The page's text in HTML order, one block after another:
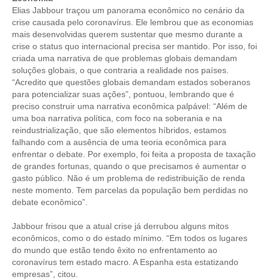
Elias Jabbour traçou um panorama econômico no cenário da
crise causada pelo coronavírus. Ele lembrou que as economias
mais desenvolvidas querem sustentar que mesmo durante a
crise o status quo internacional precisa ser mantido. Por isso, foi
criada uma narrativa de que problemas globais demandam
soluções globais, o que contraria a realidade nos países.
“Acredito que questões globais demandam estados soberanos
para potencializar suas ações”, pontuou, lembrando que é
preciso construir uma narrativa econômica palpável: “Além de
uma boa narrativa política, com foco na soberania e na
reindustrialização, que são elementos híbridos, estamos
falhando com a ausência de uma teoria econômica para
enfrentar o debate. Por exemplo, foi feita a proposta de taxação
de grandes fortunas, quando o que precisamos é aumentar o
gasto público. Não é um problema de redistribuição de renda
neste momento. Tem parcelas da população bem perdidas no
debate econômico”.
Jabbour frisou que a atual crise já derrubou alguns mitos
econômicos, como o do estado mínimo. “Em todos os lugares
do mundo que estão tendo êxito no enfrentamento ao
coronavírus tem estado macro. A Espanha esta estatizando
empresas”, citou.